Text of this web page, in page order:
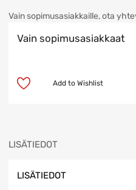
Vain sopimusasiakkaille, ota
Vain sopimusasiakkaat
Add to Wishlist
LISÄTIEDOT
LISÄTIEDOT